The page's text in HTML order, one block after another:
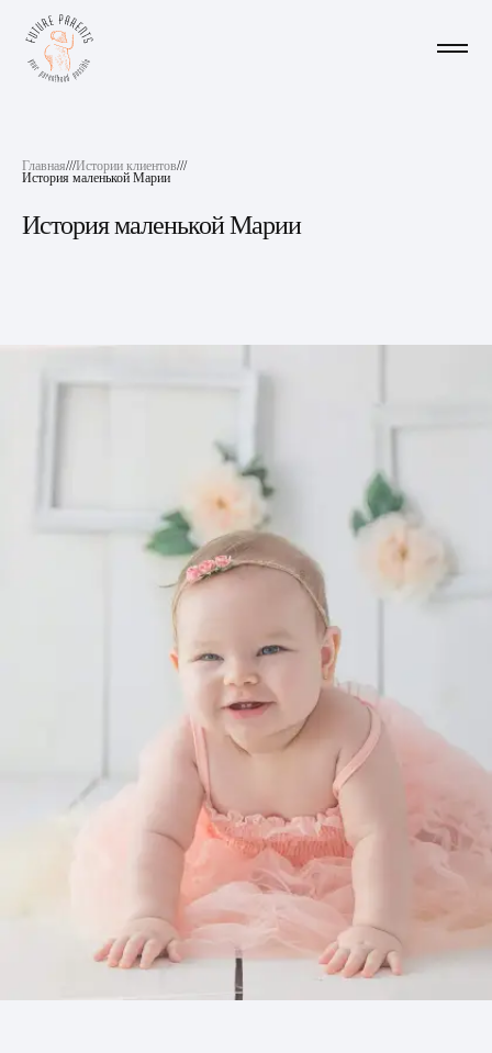
Главная///Истории клиентов///
История маленькой Марии
История маленькой Марии